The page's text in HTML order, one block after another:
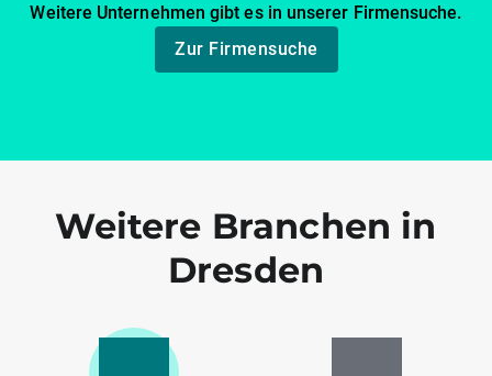
Weitere Unternehmen gibt es in unserer Firmensuche.
Zur Firmensuche
Weitere Branchen in
Dresden